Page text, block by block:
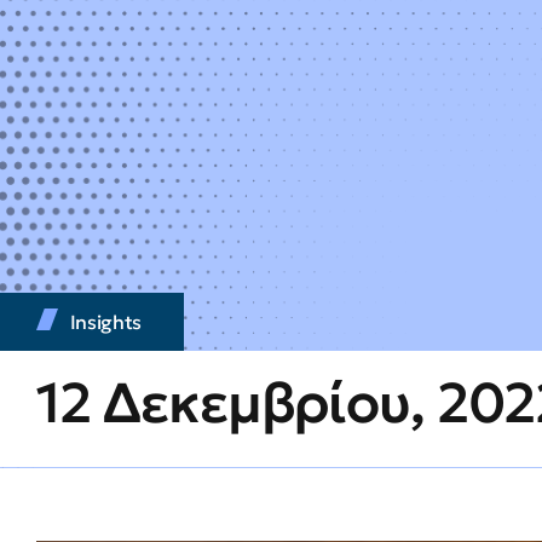
Insights
12 Δεκεμβρίου,